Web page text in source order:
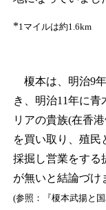
*1マイルは約1.6km
榎本は、明治9
き、明治11年に青
リアの貴族(在香
を買い取り、殖民
採掘し営業をする
が無いと結論づけ
(参照：『榎本武揚